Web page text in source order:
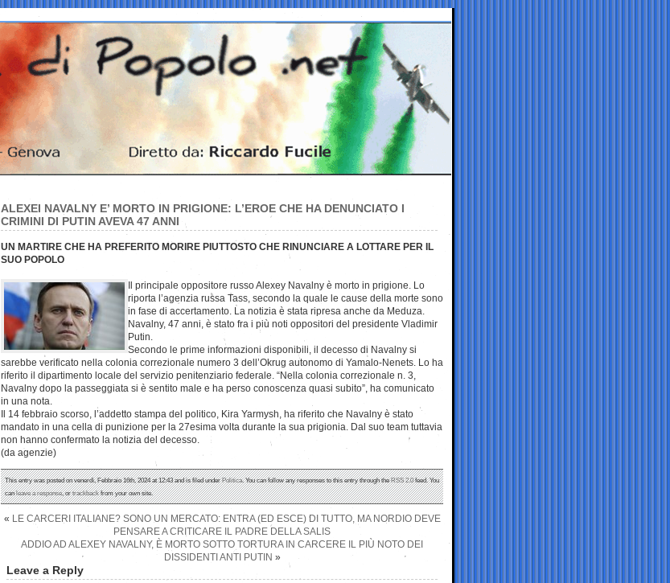
ALEXEI NAVALNY E’ MORTO IN PRIGIONE: L’EROE CHE HA DENUNCIATO I
CRIMINI DI PUTIN AVEVA 47 ANNI
UN MARTIRE CHE HA PREFERITO MORIRE PIUTTOSTO CHE RINUNCIARE A LOTTARE PER IL
SUO POPOLO
Il principale oppositore russo Alexey Navalny è morto in prigione. Lo
riporta l’agenzia russa Tass, secondo la quale le cause della morte sono
in fase di accertamento. La notizia è stata ripresa anche da Meduza.
Navalny, 47 anni, è stato fra i più noti oppositori del presidente Vladimir
Putin.
Secondo le prime informazioni disponibili, il decesso di Navalny si
sarebbe verificato nella colonia correzionale numero 3 dell’Okrug autonomo di Yamalo-Nenets. Lo ha
riferito il dipartimento locale del servizio penitenziario federale. “Nella colonia correzionale n. 3,
Navalny dopo la passeggiata si è sentito male e ha perso conoscenza quasi subito”, ha comunicato
in una nota.
Il 14 febbraio scorso, l’addetto stampa del politico, Kira Yarmysh, ha riferito che Navalny è stato
mandato in una cella di punizione per la 27esima volta durante la sua prigionia. Dal suo team tuttavia
non hanno confermato la notizia del decesso.
(da agenzie)
This entry was posted on venerdì, Febbraio 16th, 2024 at 12:43 and is filed underPolitica. You can follow any responses to this entry through theRSS 2.0feed. You
canleave a response, ortrackbackfrom your own site.
« LE CARCERI ITALIANE? SONO UN MERCATO: ENTRA (ED ESCE) DI TUTTO, MA NORDIO DEVE
PENSARE A CRITICARE IL PADRE DELLA SALIS
ADDIO AD ALEXEY NAVALNY, È MORTO SOTTO TORTURA IN CARCERE IL PIÙ NOTO DEI
DISSIDENTI ANTI PUTIN »
Leave a Reply